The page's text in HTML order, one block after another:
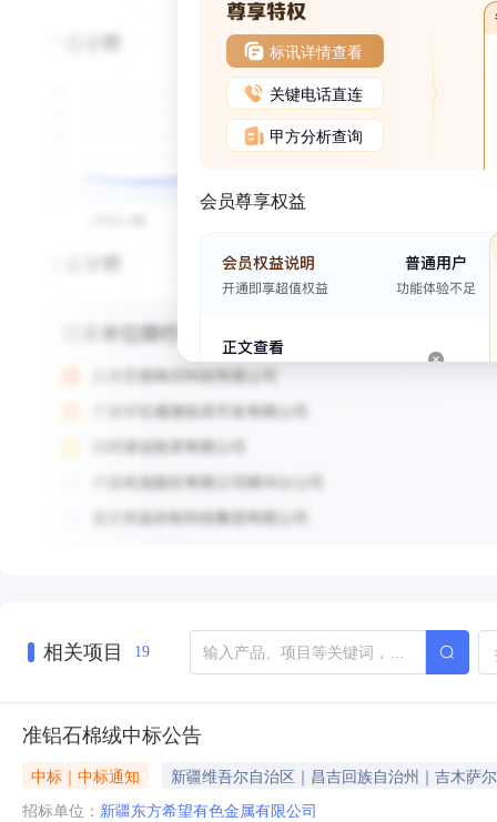
标讯详情查看
关键电话直连
甲方分析查询
会员尊享权益
相关项目 19
准铝石棉绒中标公告
中标｜中标通知
新疆维吾尔自治区｜昌吉回族自治州｜吉木萨
招标单位： 新疆东方希望有色金属有限公司